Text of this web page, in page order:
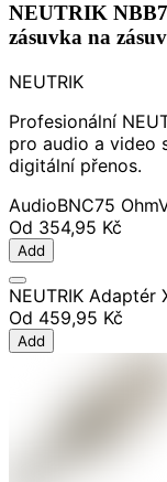
NEUTRIK
zásuvka na
NEUTRIK
Profesionální
pro audio a video
digitální přenos.
AudioBNC75 Ohm
Od 354,95 Kč
Add
NEUTRIK Adaptér
Od 459,95 Kč
Add